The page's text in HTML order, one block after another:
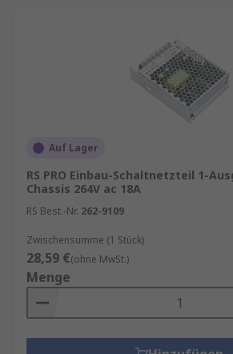
Auf Lager
RS PRO Einbau-Schaltnetzteil 1-
Chassis 264V ac 18A
RS Best.-Nr. 262-9109
Zwischensumme (1 Stück)
28,59 €(ohne MwSt.)
Menge